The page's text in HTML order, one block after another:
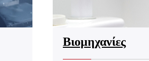
Βιομηχανίες